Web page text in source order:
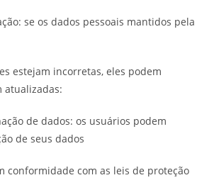
se os dados pessoais mantidos pela
estejam incorretas, eles podem
atualizadas:
de dados: os usuários podem
de seus dados
conformidade com as leis de proteção